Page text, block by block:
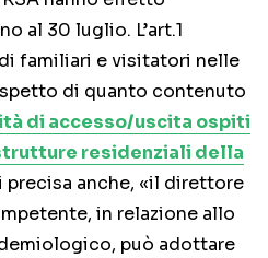
al 30 luglio. L’art.1
familiari e visitatori nelle
di quanto contenuto
di accesso/uscita ospiti
residenziali della
precisa anche, «il direttore
in relazione allo
può adottare